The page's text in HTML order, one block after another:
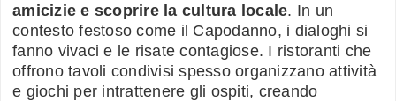
amicizie e scoprire la cultura locale. In un
contesto festoso come il Capodanno, i dialoghi si
fanno vivaci e le risate contagiose. I ristoranti che
offrono tavoli condivisi spesso organizzano attività
e giochi per intrattenere gli ospiti, creando